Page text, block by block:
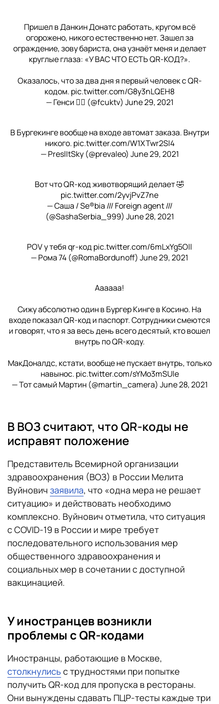
Пришел в Данкин Донатс работать, кругом всё
огорожено, никого естественно нет. Зашел за
ограждение, зову бариста, она узнаёт меня и делает
круглые глаза: «У ВАС ЧТО ЕСТЬ QR-КОД?».
Оказалось, что за два дня я первый человек с QR-
кодом. pic.twitter.com/G8y3nLQEH8
— Генси 🤸‍♂️ (@fcuktv) June 29, 2021
В Бургекинге вообще на входе автомат заказа. Внутри
никого. pic.twitter.com/W1XTwr2Sl4
— PreslItSky (@prevaleo) June 29, 2021
Вот что QR-код животворящий делает 🤣
pic.twitter.com/2yvjPvZ7ne
— Саша / Se®bia /// Foreign agent ///
(@SashaSerbia_999) June 28, 2021
POV у тебя qr-кодpic.twitter.com/6mLxYg5Oll
— Рома 74 (@RomaBordunoff) June 29, 2021
Аааааа!
Сижу абсолютно один в Бургер Кинге в Косино. На
входе показал QR-код и паспорт. Сотрудники смеются
и говорят, что я за весь день всего десятый, кто вошел
внутрь по QR-коду.
МакДоналдс, кстати, вообще не пускает внутрь, только
навынос. pic.twitter.com/sYMo3mSUle
— Тот самый Мартин (@martin_camera) June 28, 2021
В ВОЗ считают, что QR-коды не
исправят положение
Представитель Всемирной организации
здравоохранения (ВОЗ) в России Мелита
Вуйнович заявила, что «одна мера не решает
ситуацию» и действовать необходимо
комплексно. Вуйнович отметила, что ситуация
с COVID-19 в России и мире требует
последовательного использования мер
общественного здравоохранения и
социальных мер в сочетании с доступной
вакцинацией.
У иностранцев возникли
проблемы с QR-кодами
Иностранцы, работающие в Москве,
столкнулись с трудностями при попытке
получить QR-код для пропуска в рестораны.
Они вынуждены сдавать ПЦР-тесты каждые три